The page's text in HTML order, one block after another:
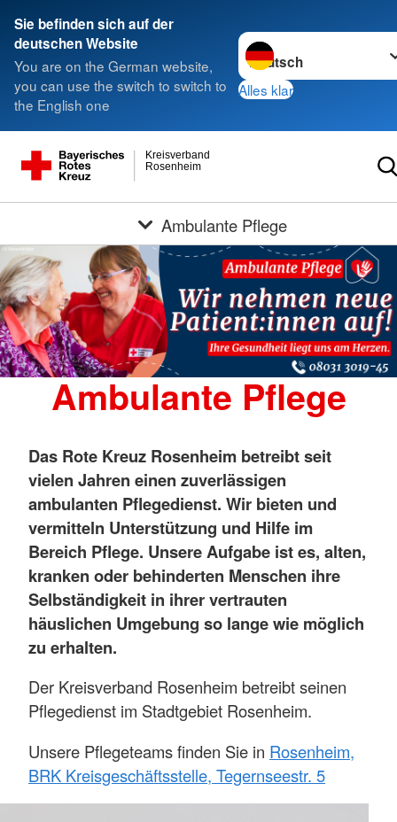
Sie befinden sich auf der
deutschen Website
You are on the German website,
you can use the switch to switch to
the English one
Sprache wechseln zu
Alles klar
Rosenheim
Kreisverband
Ambulante Pflege
Ambulante Pflege
Das Rote Kreuz Rosenheim betreibt seit
vielen Jahren einen zuverlässigen
ambulanten Pflegedienst. Wir bieten und
vermitteln Unterstützung und Hilfe im
Bereich Pflege. Unsere Aufgabe ist es, alten,
kranken oder behinderten Menschen ihre
Selbständigkeit in ihrer vertrauten
häuslichen Umgebung so lange wie möglich
zu erhalten.
Der Kreisverband Rosenheim betreibt seinen
Pflegedienst im Stadtgebiet Rosenheim.
Unsere Pflegeteams finden Sie in Rosenheim,
BRK Kreisgeschäftsstelle, Tegernseestr. 5